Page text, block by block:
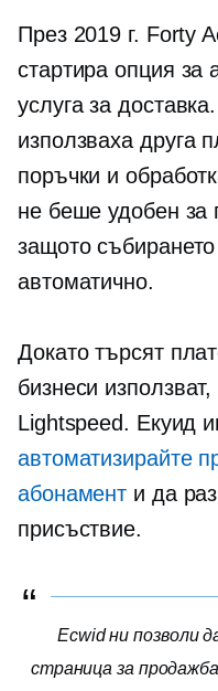
През 2019 г. Forty
стартира опция за
услуга за
използваха друга
поръчки и
не бешеудобен за
защото
автоматично.
Докато търсят
бизнеси
Lightspeed. Екуид
автоматизирайте
абонамент и да
присъствие.
Ecwid ни позволи
страница за